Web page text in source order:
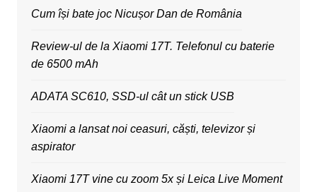
Cum își bate joc Nicușor Dan de România
Review-ul de la Xiaomi 17T. Telefonul cu baterie
de 6500 mAh
ADATA SC610, SSD-ul cât un stick USB
Xiaomi a lansat noi ceasuri, căști, televizor și
aspirator
Xiaomi 17T vine cu zoom 5x și Leica Live Moment